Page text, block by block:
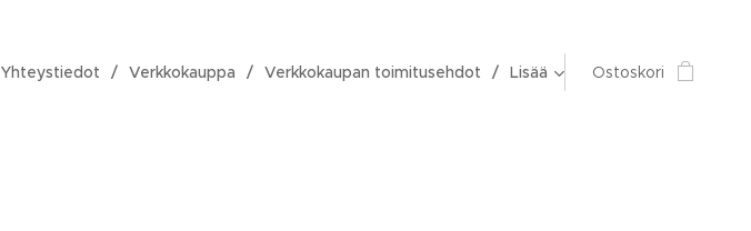
Yhteystiedot Verkkokauppa Verkkokaupan toimitusehdot Lisää Ostoskori